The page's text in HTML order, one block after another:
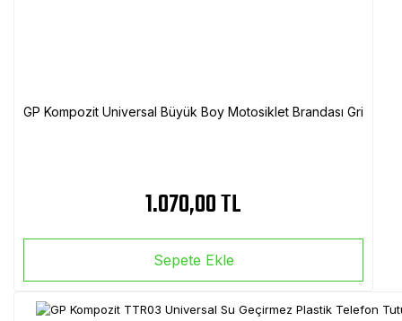
GP Kompozit Universal Büyük Boy Motosiklet Brandası Gri
1.070,00 TL
Sepete Ekle